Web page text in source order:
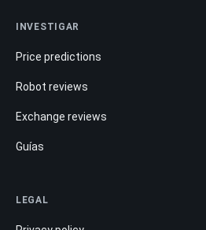
INVESTIGAR
Price predictions
Robot reviews
Exchange reviews
Guías
LEGAL